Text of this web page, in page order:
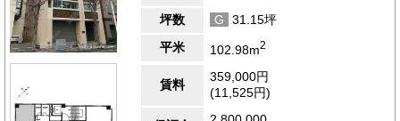
坪数
G
31.15坪
平米
102.98m2
賃料
359,000円
(11,525円)